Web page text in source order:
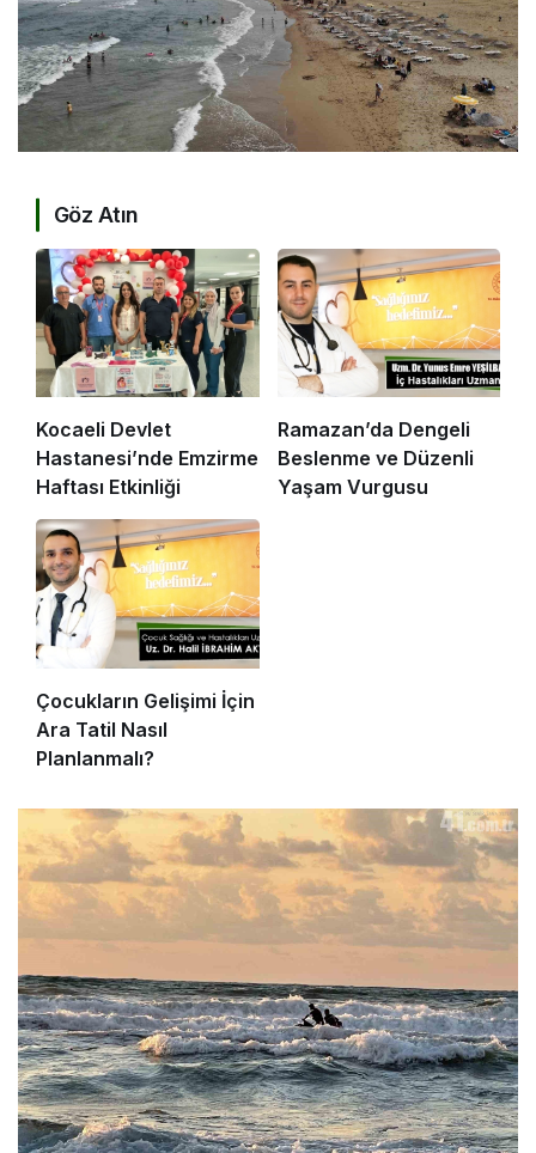
Göz Atın
Kocaeli Devlet
Hastanesi’nde Emzirme
Haftası Etkinliği
Ramazan’da Dengeli
Beslenme ve Düzenli
Yaşam Vurgusu
Çocukların Gelişimi İçin
Ara Tatil Nasıl
Planlanmalı?